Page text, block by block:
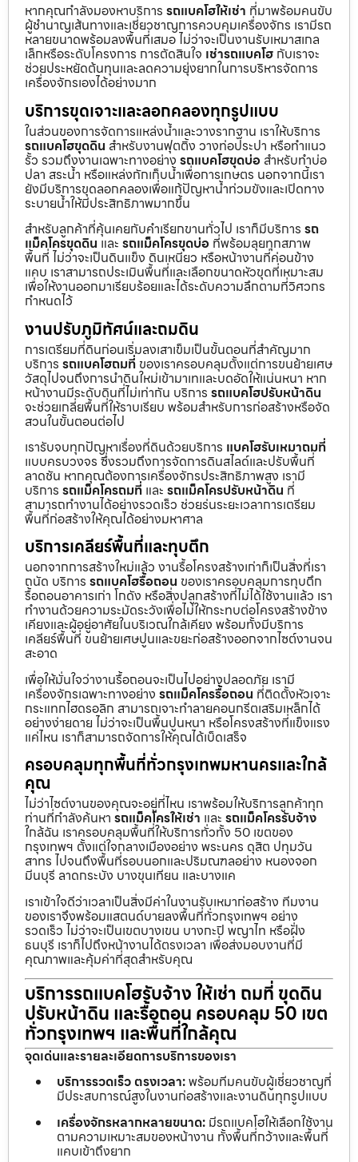
หากคุณกำลังมองหาบริการ รถแบคโฮให้เช่า ที่มาพร้อมคนขับ
ผู้ชำนาญเส้นทางและเชี่ยวชาญการควบคุมเครื่องจักร เรามีรถ
หลายขนาดพร้อมลงพื้นที่เสมอ ไม่ว่าจะเป็นงานรับเหมาสเกล
เล็กหรือระดับโครงการ การตัดสินใจ เช่ารถแบคโฮ กับเราจะ
ช่วยประหยัดต้นทุนและลดความยุ่งยากในการบริหารจัดการ
เครื่องจักรเองได้อย่างมาก
บริการขุดเจาะและลอกคลองทุกรูปแบบ
ในส่วนของการจัดการแหล่งน้ำและวางรากฐาน เราให้บริการ
รถแบคโฮขุดดิน สำหรับงานฟุตติ้ง วางท่อประปา หรือทำแนว
รั้ว รวมถึงงานเฉพาะทางอย่าง รถแบคโฮขุดบ่อ สำหรับทำบ่อ
ปลา สระน้ำ หรือแหล่งกักเก็บน้ำเพื่อการเกษตร นอกจากนี้เรา
ยังมีบริการขุดลอกคลองเพื่อแก้ปัญหาน้ำท่วมขังและเปิดทาง
ระบายน้ำให้มีประสิทธิภาพมากขึ้น
สำหรับลูกค้าที่คุ้นเคยกับคำเรียกขานทั่วไป เราก็มีบริการ รถ
แม็คโครขุดดิน และ รถแม็คโครขุดบ่อ ที่พร้อมลุยทุกสภาพ
พื้นที่ ไม่ว่าจะเป็นดินแข็ง ดินเหนียว หรือหน้างานที่ค่อนข้าง
แคบ เราสามารถประเมินพื้นที่และเลือกขนาดหัวขุดที่เหมาะสม
เพื่อให้งานออกมาเรียบร้อยและได้ระดับความลึกตามที่วิศวกร
กำหนดไว้
งานปรับภูมิทัศน์และถมดิน
การเตรียมที่ดินก่อนเริ่มลงเสาเข็มเป็นขั้นตอนที่สำคัญมาก
บริการ รถแบคโฮถมที่ ของเราครอบคลุมตั้งแต่การขนย้ายเศษ
วัสดุไปจนถึงการนำดินใหม่เข้ามาเทและบดอัดให้แน่นหนา หาก
หน้างานมีระดับดินที่ไม่เท่ากัน บริการ รถแบคโฮปรับหน้าดิน
จะช่วยเกลี่ยพื้นที่ให้ราบเรียบ พร้อมสำหรับการก่อสร้างหรือจัด
สวนในขั้นตอนต่อไป
เรารับจบทุกปัญหาเรื่องที่ดินด้วยบริการ แบคโฮรับเหมาถมที่
แบบครบวงจร ซึ่งรวมถึงการจัดการดินสไลด์และปรับพื้นที่
ลาดชัน หากคุณต้องการเครื่องจักรประสิทธิภาพสูง เรามี
บริการ รถแม็คโครถมที่ และ รถแม็คโครปรับหน้าดิน ที่
สามารถทำงานได้อย่างรวดเร็ว ช่วยร่นระยะเวลาการเตรียม
พื้นที่ก่อสร้างให้คุณได้อย่างมหาศาล
บริการเคลียร์พื้นที่และทุบตึก
นอกจากการสร้างใหม่แล้ว งานรื้อโครงสร้างเก่าก็เป็นสิ่งที่เรา
ถนัด บริการ รถแบคโฮรื้อถอน ของเราครอบคลุมการทุบตึก
รื้อถอนอาคารเก่า โกดัง หรือสิ่งปลูกสร้างที่ไม่ได้ใช้งานแล้ว เรา
ทำงานด้วยความระมัดระวังเพื่อไม่ให้กระทบต่อโครงสร้างข้าง
เคียงและผู้อยู่อาศัยในบริเวณใกล้เคียง พร้อมทั้งมีบริการ
เคลียร์พื้นที่ ขนย้ายเศษปูนและขยะก่อสร้างออกจากไซต์งานจน
สะอาด
เพื่อให้มั่นใจว่างานรื้อถอนจะเป็นไปอย่างปลอดภัย เรามี
เครื่องจักรเฉพาะทางอย่าง รถแม็คโครรื้อถอน ที่ติดตั้งหัวเจาะ
กระแทกไฮดรอลิก สามารถเจาะทำลายคอนกรีตเสริมเหล็กได้
อย่างง่ายดาย ไม่ว่าจะเป็นพื้นปูนหนา หรือโครงสร้างที่แข็งแรง
แค่ไหน เราก็สามารถจัดการให้คุณได้เบ็ดเสร็จ
ครอบคลุมทุกพื้นที่ทั่วกรุงเทพมหานครและใกล้
คุณ
ไม่ว่าไซต์งานของคุณจะอยู่ที่ไหน เราพร้อมให้บริการลูกค้าทุก
ท่านที่กำลังค้นหา รถแม็คโครให้เช่า และ รถแม็คโครรับจ้าง
ใกล้ฉัน เราครอบคลุมพื้นที่ให้บริการทั่วทั้ง 50 เขตของ
กรุงเทพฯ ตั้งแต่ใจกลางเมืองอย่าง พระนคร ดุสิต ปทุมวัน
สาทร ไปจนถึงพื้นที่รอบนอกและปริมณฑลอย่าง หนองจอก
มีนบุรี ลาดกระบัง บางขุนเทียน และบางแค
เราเข้าใจดีว่าเวลาเป็นสิ่งมีค่าในงานรับเหมาก่อสร้าง ทีมงาน
ของเราจึงพร้อมแสตนด์บายลงพื้นที่ทั่วกรุงเทพฯ อย่าง
รวดเร็ว ไม่ว่าจะเป็นเขตบางเขน บางกะปิ พญาไท หรือฝั่ง
ธนบุรี เราก็ไปถึงหน้างานได้ตรงเวลา เพื่อส่งมอบงานที่มี
คุณภาพและคุ้มค่าที่สุดสำหรับคุณ
บริการรถแบคโฮรับจ้าง ให้เช่า ถมที่ ขุดดิน
ปรับหน้าดิน และรื้อถอน ครอบคลุม 50 เขต
ทั่วกรุงเทพฯ และพื้นที่ใกล้คุณ
จุดเด่นและรายละเอียดการบริการของเรา
บริการรวดเร็ว ตรงเวลา:พร้อมทีมคนขับผู้เชี่ยวชาญที่
มีประสบการณ์สูงในงานก่อสร้างและงานดินทุกรูปแบบ
เครื่องจักรหลากหลายขนาด: มีรถแบคโฮให้เลือกใช้งาน
ตามความเหมาะสมของหน้างาน ทั้งพื้นที่กว้างและพื้นที่
แคบเข้าถึงยาก